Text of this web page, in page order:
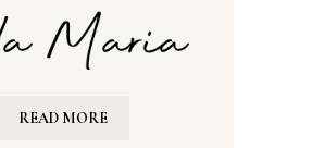
READ MORE